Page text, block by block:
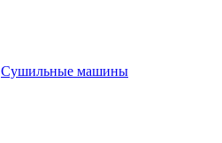
Сушильные машины